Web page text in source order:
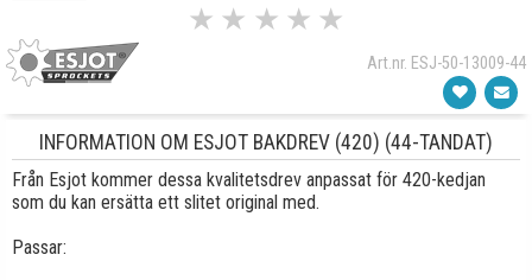
★ ★ ★ ★ ★
Art.nr. ESJ-50-13009-44
INFORMATION OM ESJOT BAKDREV (420) (44-TANDAT)
Från Esjot kommer dessa kvalitetsdrev anpassat för 420-kedjan
som du kan ersätta ett slitet original med.
Passar: